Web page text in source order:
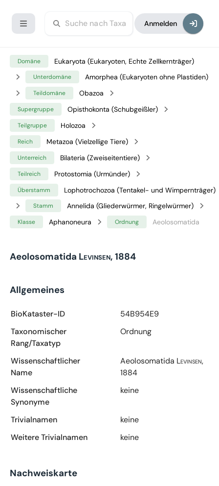
Anmelden
Domäne Eukaryota (Eukaryoten, Echte Zellkernträger)
Unterdomäne Amorphea (Eukaryoten ohne Plastiden)
Teildomäne Obazoa
Supergruppe Opisthokonta (Schubgeißler)
Teilgruppe Holozoa
Reich Metazoa (Vielzellige Tiere)
Unterreich Bilateria (Zweiseitentiere)
Teilreich Protostomia (Urmünder)
Überstamm Lophotrochozoa (Tentakel- und Wimpernträger)
Stamm Annelida (Gliederwürmer, Ringelwürmer)
Klasse Aphanoneura Ordnung Aeolosomatida
Aeolosomatida Levinsen, 1884
Allgemeines
BioKataster-ID
54B954E9
Taxonomischer
Rang/Taxatyp
Ordnung
Wissenschaftlicher
Name
Aeolosomatida Levinsen,
1884
Wissenschaftliche
Synonyme
keine
Trivialnamen
keine
Weitere Trivialnamen
keine
Nachweiskarte